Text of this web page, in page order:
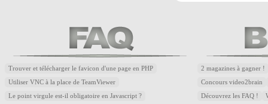
Trouver et télécharger le favicon d'une page en PHP
Utiliser VNC à la place de TeamViewer
Le point virgule est-il obligatoire en Javascript ?
2 magazines à gagner !
Concours video2brain
Découvrez les FAQ !